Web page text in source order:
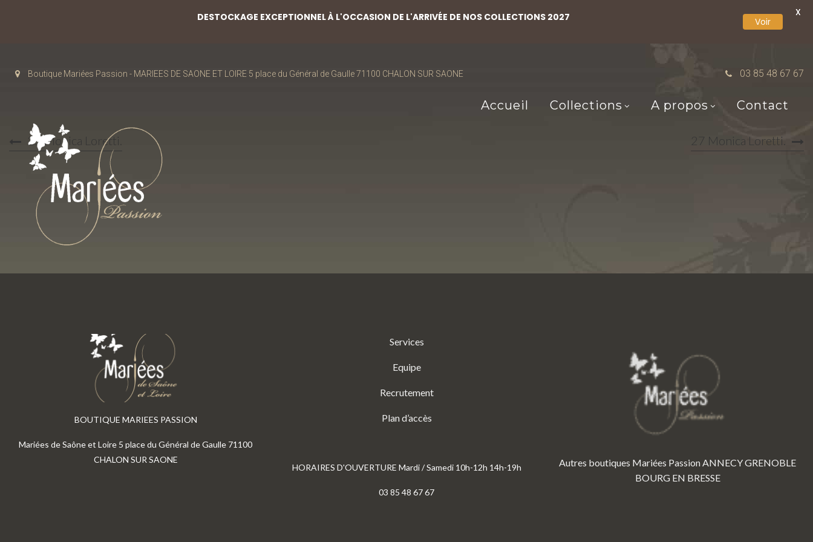
Boutique Mariées Passion - MARIEES DE SAONE ET LOIRE 5 place du Général de Gaulle 71100 CHALON SUR SAONE 03 85 48 67 67
Accueil Collections A propos Contact
25 Monica Loretti. 27 Monica Loretti.
BOUTIQUE MARIEES PASSION
Mariées de Saône et Loire 5 place du Général de Gaulle 71100
CHALON SUR SAONE
Services
Equipe
Recrutement
Plan d’accès
HORAIRES D'OUVERTURE Mardi / Samedi 10h-12h 14h-19h
03 85 48 67 67
Autres boutiques Mariées PassionANNECYGRENOBLE
BOURG EN BRESSE
DESTOCKAGE EXCEPTIONNEL À L'OCCASION DE L'ARRIVÉE DE NOS COLLECTIONS 2027 Voir
X